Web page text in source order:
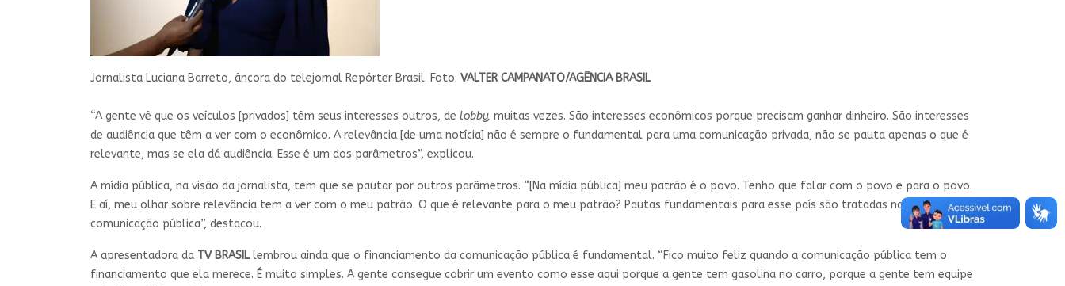
Jornalista Luciana Barreto, âncora do telejornal Repórter Brasil. Foto: VALTER CAMPANATO/AGÊNCIA BRASIL
“A gente vê que os veículos [privados] têm seus interesses outros, de lobby, muitas vezes. São interesses econômicos porque precisam ganhar dinheiro. São interesses
de audiência que têm a ver com o econômico. A relevância [de uma notícia] não é sempre o fundamental para uma comunicação privada, não se pauta apenas o que é
relevante, mas se ela dá audiência. Esse é um dos parâmetros”, explicou.
A mídia pública, na visão da jornalista, tem que se pautar por outros parâmetros. “[Na mídia pública] meu patrão é o povo. Tenho que falar com o povo e para o povo.
E aí, meu olhar sobre relevância tem a ver com o meu patrão. O que é relevante para o meu patrão? Pautas fundamentais para esse país são tratadas na
comunicação pública”, destacou.
A apresentadora da TV BRASIL lembrou ainda que o financiamento da comunicação pública é fundamental. “Fico muito feliz quando a comunicação pública tem o
financiamento que ela merece. É muito simples. A gente consegue cobrir um evento como esse aqui porque a gente tem gasolina no carro, porque a gente tem equipe